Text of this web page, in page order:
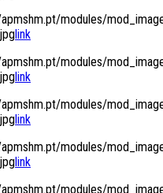
modules/
link
modules/
link
modules/
link
modules/
link
modules/